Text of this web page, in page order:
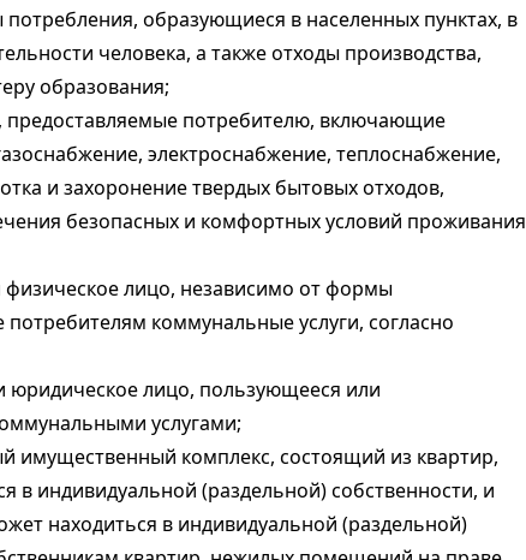
образующиеся в населенных пунктах, в
человека, а также отходы производства,
образования;
предоставляемые потребителю, включающие
электроснабжение, теплоснабжение,
и захоронение твердых бытовых отходов,
безопасных и комфортных условий проживания
лицо, независимо от формы
коммунальные услуги, согласно
юридическое лицо, пользующееся или
услугами;
имущественный комплекс, состоящий из квартир,
индивидуальной (раздельной) собственности, и
находиться в индивидуальной (раздельной)